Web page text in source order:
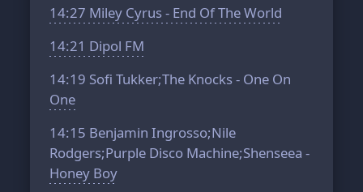
14:27 Miley Cyrus - End Of The World
14:21 Dipol FM
14:19 Sofi Tukker;The Knocks - One On
One
14:15 Benjamin Ingrosso;Nile
Rodgers;Purple Disco Machine;Shenseea -
Honey Boy